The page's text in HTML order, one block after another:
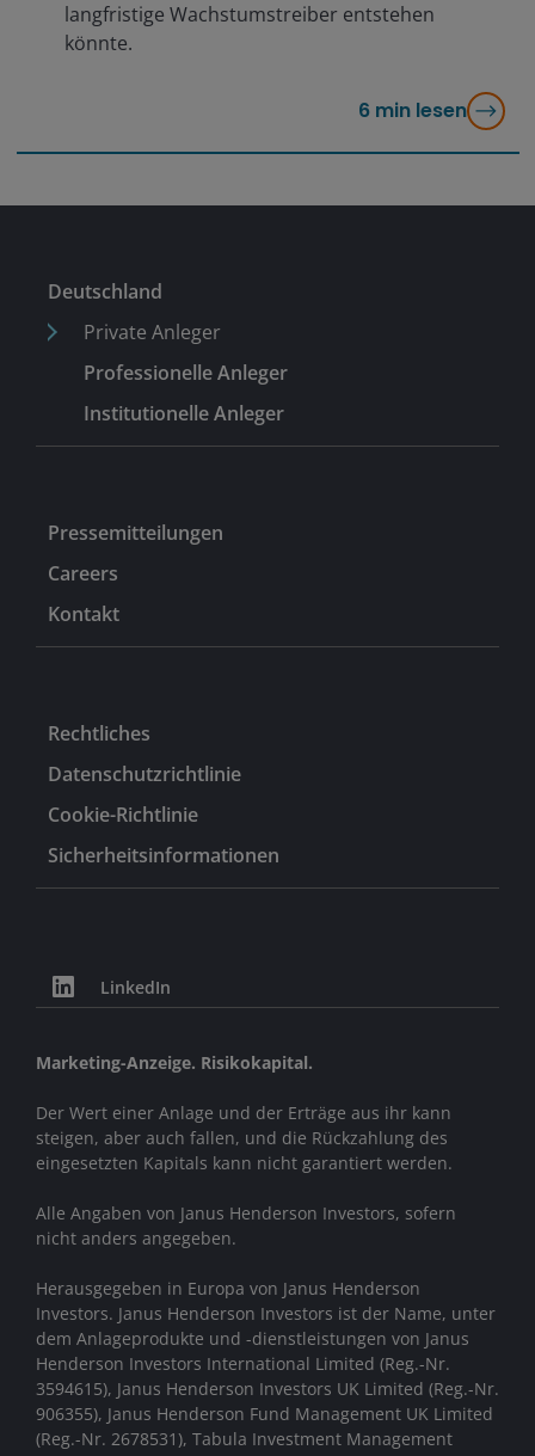
langfristige Wachstumstreiber entstehen
könnte.
6 min lesen
Deutschland
Private Anleger
Professionelle Anleger
Institutionelle Anleger
Pressemitteilungen
Careers
Kontakt
Rechtliches
Datenschutzrichtlinie
Cookie-Richtlinie
Sicherheitsinformationen
LinkedIn
Marketing-Anzeige. Risikokapital.
Der Wert einer Anlage und der Erträge aus ihr kann
steigen, aber auch fallen, und die Rückzahlung des
eingesetzten Kapitals kann nicht garantiert werden.
Alle Angaben von Janus Henderson Investors, sofern
nicht anders angegeben.
Herausgegeben in Europa von Janus Henderson
Investors. Janus Henderson Investors ist der Name, unter
dem Anlageprodukte und -dienstleistungen von Janus
Henderson Investors International Limited (Reg.-Nr.
3594615), Janus Henderson Investors UK Limited (Reg.-Nr.
906355), Janus Henderson Fund Management UK Limited
(Reg.-Nr. 2678531), Tabula Investment Management